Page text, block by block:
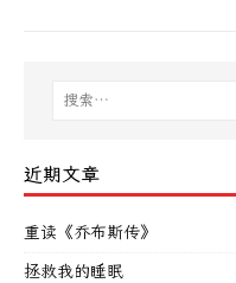
近期文章
重读《乔布斯传》
拯救我的睡眠